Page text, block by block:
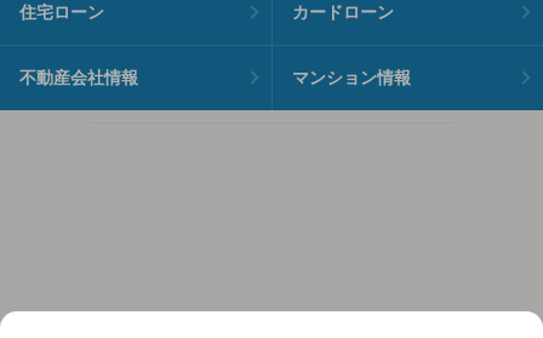
住宅ローン カードローン
不動産会社情報 マンション情報